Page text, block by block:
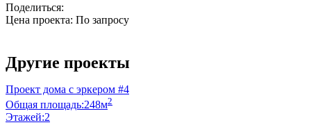
Поделиться:
Цена проекта: По запросу
Другие проекты
Проект дома с эркером #4
Общая площадь:248м2
Этажей:2